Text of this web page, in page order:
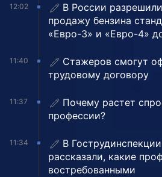
12:02
В России
продажу бензина
«Евро-3» и «Евро-4»
11:40
Стажеров смогут
трудовому договору
11:37
Почему растет
профессии?
11:34
В
рассказали, какие
востребованными